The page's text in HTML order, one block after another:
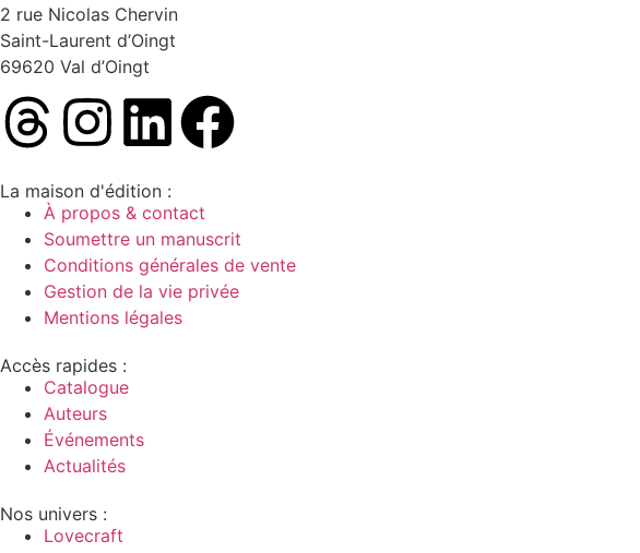
2 rue Nicolas Chervin
Saint-Laurent d’Oingt
69620 Val d’Oingt
La maison d'édition :
À propos & contact
Soumettre un manuscrit
Conditions générales de vente
Gestion de la vie privée
Mentions légales
Accès rapides :
Catalogue
Auteurs
Événements
Actualités
Nos univers :
Lovecraft